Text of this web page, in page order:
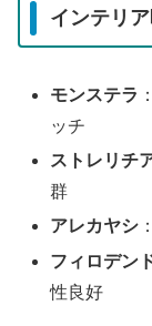
インテリ
モンステラ
ッチ
ストレリチ
群
アレカヤシ
フィロデン
性良好